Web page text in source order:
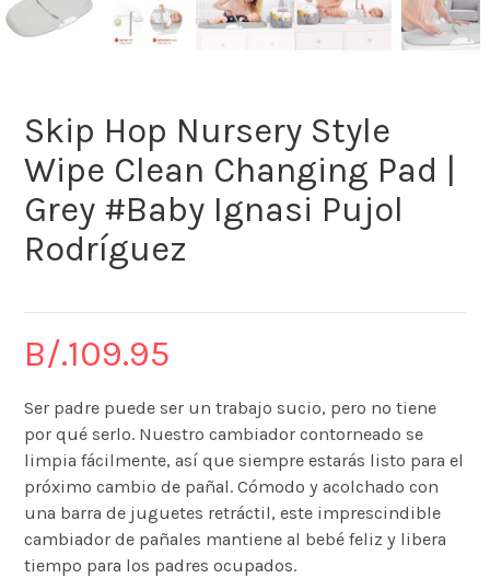
Skip Hop Nursery Style
Wipe Clean Changing Pad |
Grey #Baby Ignasi Pujol
Rodríguez
B/.109.95
Ser padre puede ser un trabajo sucio, pero no tiene
por qué serlo. Nuestro cambiador contorneado se
limpia fácilmente, así que siempre estarás listo para el
próximo cambio de pañal. Cómodo y acolchado con
una barra de juguetes retráctil, este imprescindible
cambiador de pañales mantiene al bebé feliz y libera
tiempo para los padres ocupados.